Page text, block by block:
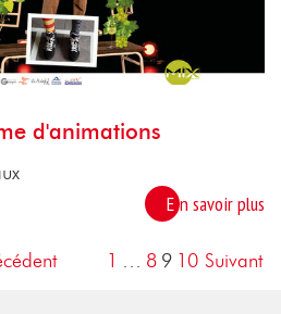
d'animations
En savoir plus
… 8 9 10 Suivant